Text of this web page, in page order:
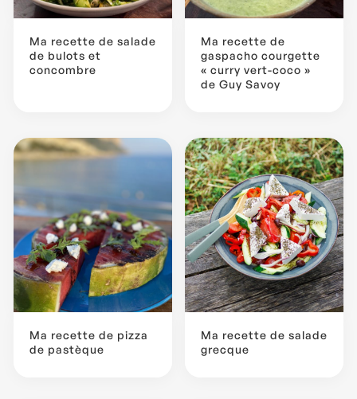
Ma recette de salade
de bulots et
concombre
Ma recette de
gaspacho courgette
« curry vert-coco »
de Guy Savoy
Ma recette de pizza
de pastèque
Ma recette de salade
grecque